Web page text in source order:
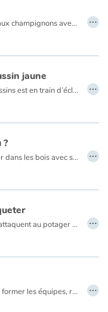
Louison part à la cueillette aux champignons avec son grand-père. Mais arrivés au pied du grand chêne, il n’y a aucun champignon. Quelqu’un a dû les ramasser avant eux. La balade est donc finie ? Louison en a décidé autrement. Elle prend un chemin de traverse, direction la découverte de la forêt !
la découverte de la nature. Elle nous prend par la main pour une balade en forêt qui nous rappelle que l’important n’est pas toujours la destination mais aussi le voyage.
…
jaune
La nouvelle fournée de poussins est en train d’éclore. L’émoi du poulailler se transforme en surprise quand un œuf beige fait son apparition parmi les œufs blancs. Faut-il s'en méfier ? Pourtant, le poussin qui en sort est bien jaune. Alors pas de doute, il est des leurs ! Même si tout le monde ne partage pas cet avis... …
?
Didi est agité. Il part camper dans les bois avec sa classe et il a peur d’emmener son doudou. Il ne veut pas qu’on se moque de lui et qu’on le traite de bébé.
Mais comment va-t-il s’endormir sans lui ? Il pourrait peut-être l’amener en cachette? Lorsqu’il se confie à son compagnon, la peluche lui ouvre les portes d’un monde plein de secrets : celui des doudous oubliés...
…
Catastrophe, les insectes s'attaquent au potager du poulailler ! Pas de panique, Marcel le coq a une idée de génie : il asperge tout d'anti-mouche... et tombe immédiatement malade après avoir mangé une salade. Les poules sont unanimes, il faut trouver une autre solution pour protéger les plantations. Mais entre plantivores et bestiolivores, pas facile de se mettre d'accord ! …
C’est l’heure de jouer ! Pour former les équipes, rien de plus simple : les poussines d’un côté, les poussins de l’autre. Oui, mais comment faire la différence ?
…